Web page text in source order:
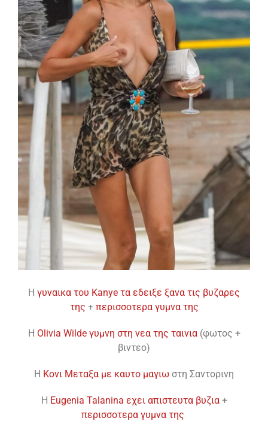
H γυναικα του Kanye τα εδειξε ξανα τις βυζαρες
της + περισσοτερα γυμνα της
H Olivia Wilde γυμνη στη νεα της ταινια(φωτος +
βιντεο)
H Κονι Μεταξα με καυτο μαγιω στη Σαντορινη
H Eugenia Talanina εχει απιστευτα βυζια+
περισσοτερα γυμνα της